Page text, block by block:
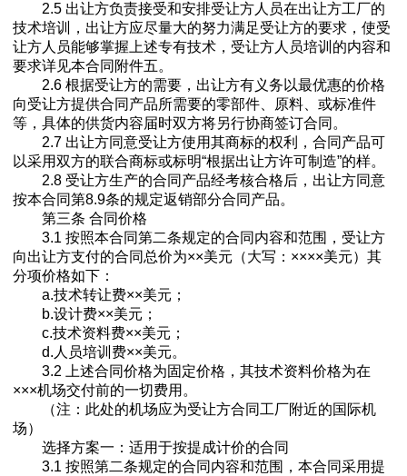
2.5 出让方负责接受和安排受让方人员在出让方工厂的
技术培训，出让方应尽量大的努力满足受让方的要求，使受
让方人员能够掌握上述专有技术，受让方人员培训的内容和
要求详见本合同附件五。
2.6 根据受让方的需要，出让方有义务以最优惠的价格
向受让方提供合同产品所需要的零部件、原料、或标准件
等，具体的供货内容届时双方将另行协商签订合同。
2.7 出让方同意受让方使用其商标的权利，合同产品可
以采用双方的联合商标或标明“根据出让方许可制造”的样。
2.8 受让方生产的合同产品经考核合格后，出让方同意
按本合同第8.9条的规定返销部分合同产品。
第三条 合同价格
3.1 按照本合同第二条规定的合同内容和范围，受让方
向出让方支付的合同总价为××美元（大写：××××美元）其
分项价格如下：
a.技术转让费××美元；
b.设计费××美元；
c.技术资料费××美元；
d.人员培训费××美元。
3.2 上述合同价格为固定价格，其技术资料价格为在
×××机场交付前的一切费用。
（注：此处的机场应为受让方合同工厂附近的国际机
场）
选择方案一：适用于按提成计价的合同
3.1 按照第二条规定的合同内容和范围，本合同采用提